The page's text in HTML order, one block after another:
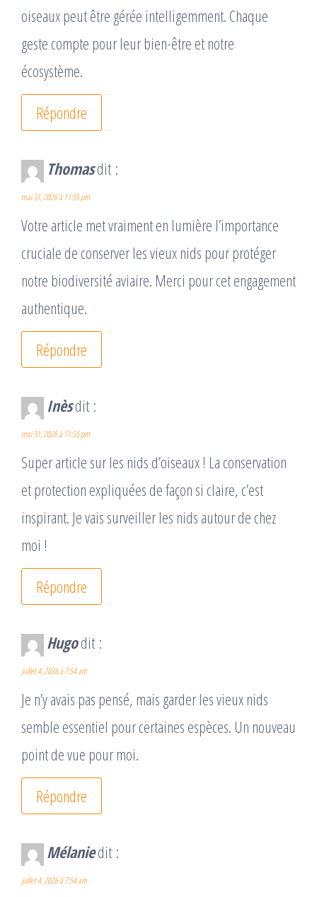
oiseaux peut être gérée intelligemment. Chaque
geste compte pour leur bien-être et notre
écosystème.
Répondre
Thomasdit :
mai 31, 2026 à 11:55 pm
Votre article met vraiment en lumière l’importance
cruciale de conserver les vieux nids pour protéger
notre biodiversité aviaire. Merci pour cet engagement
authentique.
Répondre
Inèsdit :
mai 31, 2026 à 11:55 pm
Super article sur les nids d’oiseaux ! La conservation
et protection expliquées de façon si claire, c’est
inspirant. Je vais surveiller les nids autour de chez
moi !
Répondre
Hugodit :
juillet 4, 2026 à 7:54 am
Je n’y avais pas pensé, mais garder les vieux nids
semble essentiel pour certaines espèces. Un nouveau
point de vue pour moi.
Répondre
Mélaniedit :
juillet 4, 2026 à 7:54 am